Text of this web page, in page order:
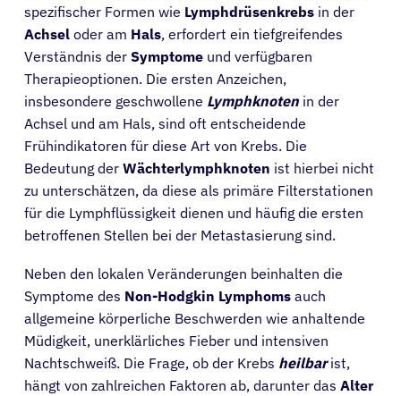
spezifischer Formen wie Lymphdrüsenkrebs in der
Achsel oder am Hals, erfordert ein tiefgreifendes
Verständnis der Symptome und verfügbaren
Therapieoptionen. Die ersten Anzeichen,
insbesondere geschwollene Lymphknoten in der
Achsel und am Hals, sind oft entscheidende
Frühindikatoren für diese Art von Krebs. Die
Bedeutung der Wächterlymphknoten ist hierbei nicht
zu unterschätzen, da diese als primäre Filterstationen
für die Lymphflüssigkeit dienen und häufig die ersten
betroffenen Stellen bei der Metastasierung sind.
Neben den lokalen Veränderungen beinhalten die
Symptome des Non-Hodgkin Lymphoms auch
allgemeine körperliche Beschwerden wie anhaltende
Müdigkeit, unerklärliches Fieber und intensiven
Nachtschweiß. Die Frage, ob der Krebs heilbarist,
hängt von zahlreichen Faktoren ab, darunter das Alter